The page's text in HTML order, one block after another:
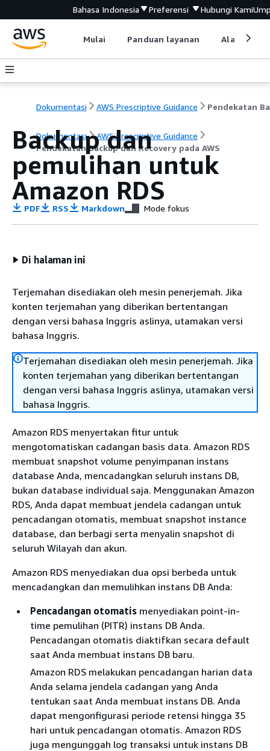
Bahasa Indonesia Preferensi Hubungi Kami
Mulai Panduan layanan Alat
Dokumentasi AWS Prescriptive Guidance
Dokumentasi
AWS Prescriptive Guidance
Pendekatan Backup dan Recovery pada AWS
Backup dan
pemulihan untuk
Amazon RDS
PDF RSS Markdown Mode fokus
Di halaman ini
Terjemahan disediakan oleh mesin penerjemah. Jika
konten terjemahan yang diberikan bertentangan
dengan versi bahasa Inggris aslinya, utamakan versi
bahasa Inggris.
Terjemahan disediakan oleh mesin penerjemah. Jika
konten terjemahan yang diberikan bertentangan
dengan versi bahasa Inggris aslinya, utamakan versi
bahasa Inggris.
Amazon RDS menyertakan fitur untuk
mengotomatiskan cadangan basis data. Amazon RDS
membuat snapshot volume penyimpanan instans
database Anda, mencadangkan seluruh instans DB,
bukan database individual saja. Menggunakan Amazon
RDS, Anda dapat membuat jendela cadangan untuk
pencadangan otomatis, membuat snapshot instance
database, dan berbagi serta menyalin snapshot di
seluruh Wilayah dan akun.
Amazon RDS menyediakan dua opsi berbeda untuk
mencadangkan dan memulihkan instans DB Anda:
Pencadangan otomatis menyediakan point-in-
time pemulihan (PITR) instans DB Anda.
Pencadangan otomatis diaktifkan secara default
saat Anda membuat instans DB baru.
Amazon RDS melakukan pencadangan harian data
Anda selama jendela cadangan yang Anda
tentukan saat Anda membuat instans DB. Anda
dapat mengonfigurasi periode retensi hingga 35
hari untuk pencadangan otomatis. Amazon RDS
juga mengunggah log transaksi untuk instans DB